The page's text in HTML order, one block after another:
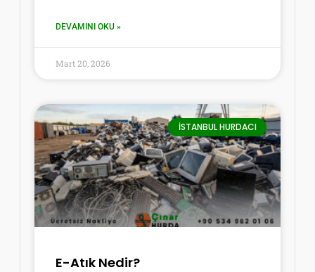
DEVAMINI OKU »
Mart 20, 2026
İSTANBUL HURDACI
E-Atık Nedir?